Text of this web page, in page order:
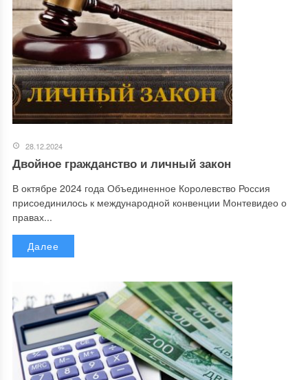
28.12.2024
Двойное гражданство и личный закон
В октябре 2024 года Объединенное Королевство Россия
присоединилось к международной конвенции Монтевидео о
правах...
Далее